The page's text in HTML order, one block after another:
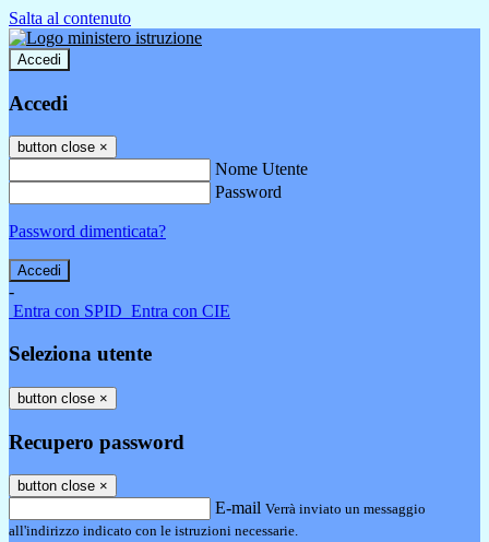
Salta al contenuto
Accedi
Accedi
button close ×
Nome Utente
Password
Password dimenticata?
-
Entra con SPID Entra con CIE
Seleziona utente
button close ×
Recupero password
button close ×
E-mail Verrà inviato un messaggio
all'indirizzo indicato con le istruzioni necessarie.